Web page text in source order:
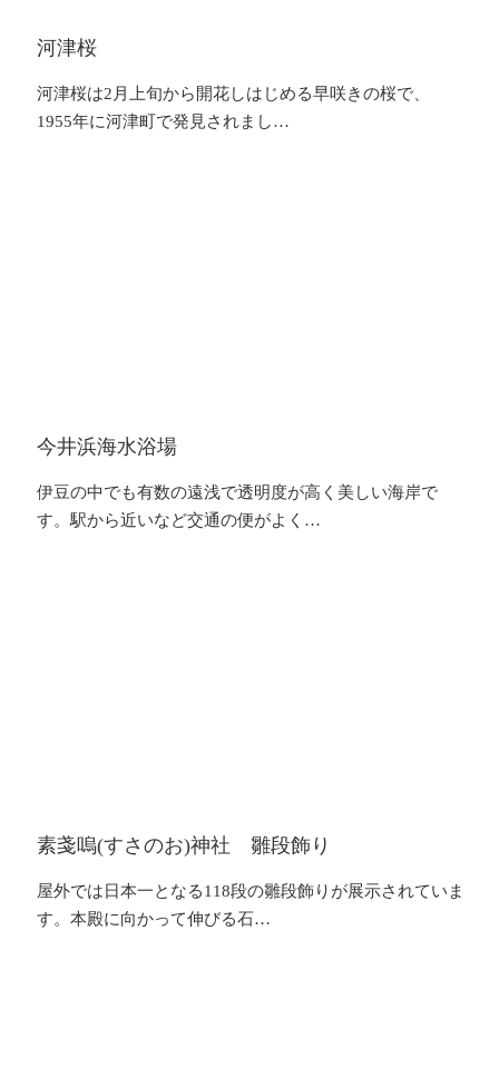
河津桜
河津桜は2月上旬から開花しはじめる早咲きの桜で、
1955年に河津町で発見されまし…
今井浜海水浴場
伊豆の中でも有数の遠浅で透明度が高く美しい海岸で
す。駅から近いなど交通の便がよく…
素戔嗚(すさのお)神社 雛段飾り
屋外では日本一となる118段の雛段飾りが展示されていま
す。本殿に向かって伸びる石…